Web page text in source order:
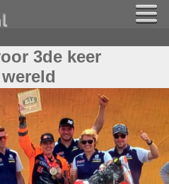
3de keer